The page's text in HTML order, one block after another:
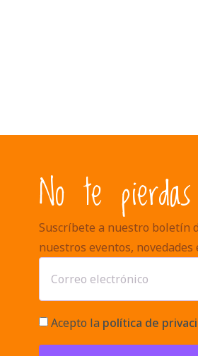
No te
Suscríbete a nuestro boletín
nuestros eventos,
Acepto la política de